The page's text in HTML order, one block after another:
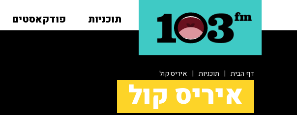
תוכניות פודקאסטים
דף הבית | תוכניות | איריס קול
איריס קול